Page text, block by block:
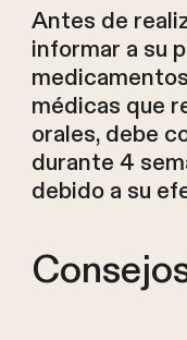
Antes de
informar a su
médicas que
orales, debe
durante 4
debido a su